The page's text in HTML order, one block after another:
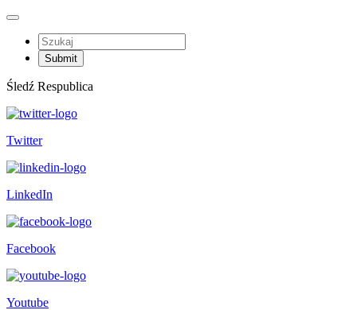
Śledź Respublica
Twitter
LinkedIn
Facebook
Youtube